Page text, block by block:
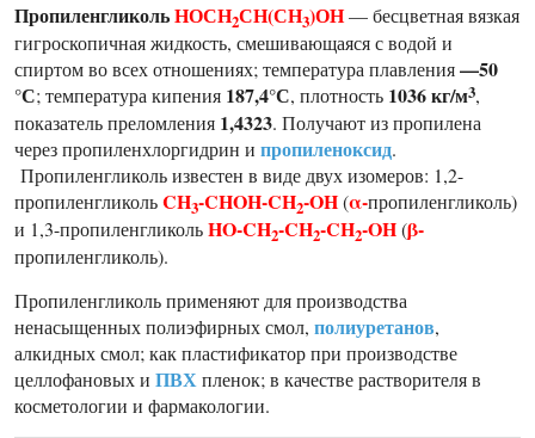
ПропиленгликольНОСН2СН(СН3)ОН— бесцветная вязкая
гигроскопичная жидкость, смешивающаяся с водой и
спиртом во всех отношениях; температура плавления—50
°С; температура кипения 187,4°С, плотность 1036 кг/м3,
показатель преломления 1,4323. Получают из пропилена
через пропиленхлоргидрин и пропиленоксид.
Пропиленгликоль известен в виде двух изомеров: 1,2-
пропиленгликольCH3-CHOH-CH2-OH(α-пропиленгликоль)
и 1,3-пропиленгликольHO-CH2-CH2-CH2-OH(β-
пропиленгликоль).
Пропиленгликоль применяют для производства
ненасыщенных полиэфирных смол, полиуретанов,
алкидных смол; как пластификатор при производстве
целлофановых и ПВХпленок; в качестве растворителя в
косметологии и фармакологии.